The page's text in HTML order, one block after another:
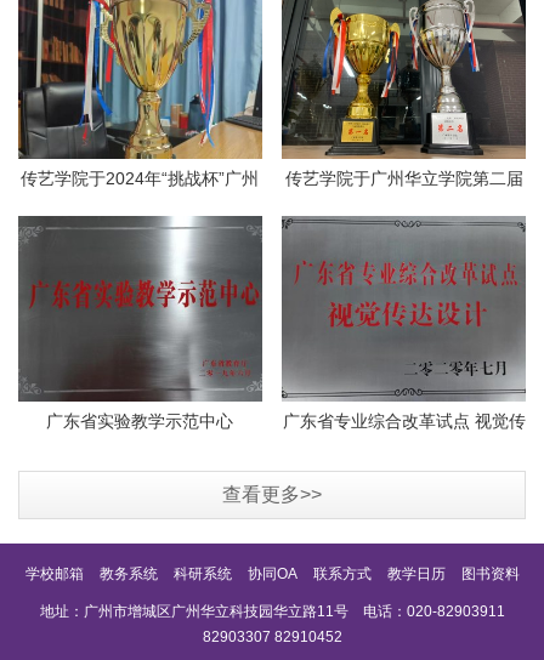
传艺学院于2024年“挑战杯”广州
中…
传艺学院于广州华立学院第二届
名、…
广东省实验教学示范中心
广东省专业综合改革试点 视觉传
查看更多>>
学校邮箱 教务系统 科研系统 协同OA 联系方式 教学日历 图书资料
地址：广州市增城区广州华立科技园华立路11号 电话：020-82903911
82903307 82910452